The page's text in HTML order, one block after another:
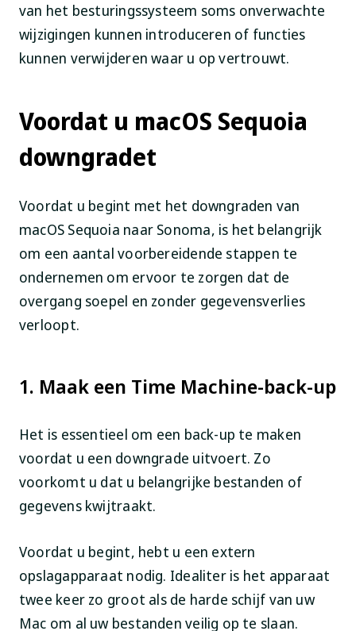
van het besturingssysteem soms onverwachte
wijzigingen kunnen introduceren of functies
kunnen verwijderen waar u op vertrouwt.
Voordat u macOS Sequoia
downgradet
Voordat u begint met het downgraden van
macOS Sequoia naar Sonoma, is het belangrijk
om een aantal voorbereidende stappen te
ondernemen om ervoor te zorgen dat de
overgang soepel en zonder gegevensverlies
verloopt.
1. Maak een Time Machine-back-up
Het is essentieel om een back-up te maken
voordat u een downgrade uitvoert. Zo
voorkomt u dat u belangrijke bestanden of
gegevens kwijtraakt.
Voordat u begint, hebt u een extern
opslagapparaat nodig. Idealiter is het apparaat
twee keer zo groot als de harde schijf van uw
Mac om al uw bestanden veilig op te slaan.